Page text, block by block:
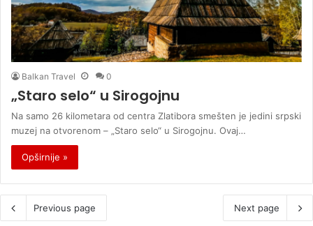
Balkan Travel 0
„Staro selo“ u Sirogojnu
Na samo 26 kilometara od centra Zlatibora smešten je jedini srpski
muzej na otvorenom – „Staro selo“ u Sirogojnu. Ovaj…
Opširnije »
Previous page Next page